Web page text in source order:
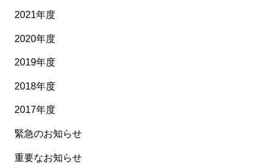
2021年度
2020年度
2019年度
2018年度
2017年度
緊急のお知らせ
重要なお知らせ